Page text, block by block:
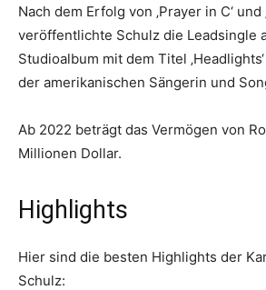
Nach dem Erfolg von ‚Prayer in C‘ und
veröffentlichte Schulz die Leadsingle
Studioalbum mit dem Titel
der amerikanischen Sängerin und
Ab 2022 beträgt das Vermögen von
Millionen Dollar.
Highlights
Hier sind die besten Highlights der
Schulz: